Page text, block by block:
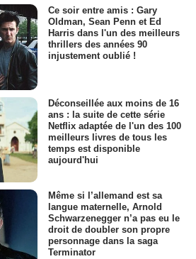
Ce soir entre amis : Gary
Oldman, Sean Penn et Ed
Harris dans l'un des meilleurs
thrillers des années 90
injustement oublié !
Déconseillée aux moins de 16
ans : la suite de cette série
Netflix adaptée de l'un des 100
meilleurs livres de tous les
temps est disponible
aujourd'hui
Même si l’allemand est sa
langue maternelle, Arnold
Schwarzenegger n’a pas eu le
droit de doubler son propre
personnage dans la saga
Terminator